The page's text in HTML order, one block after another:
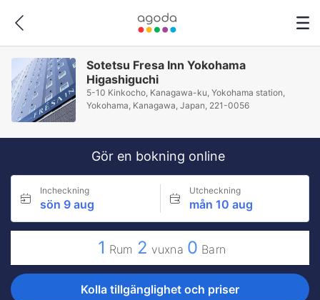
Sotetsu Fresa Inn Yokohama
Higashiguchi
5-10 Kinkocho, Kanagawa-ku, Yokohama station,
Yokohama, Kanagawa, Japan, 221-0056
Gör en bokning online
Incheckning
sön 9 aug
Utcheckning
mån 10 aug
1 Rum 2 vuxna 0 Barn
Kolla tillgänglighet och priser